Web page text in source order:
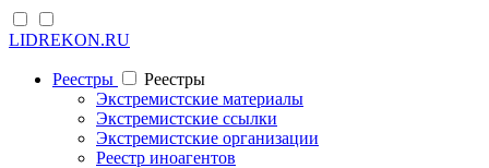
LIDREKON.RU
Реестры
Реестры
Экстремистские материалы
Экстремистские ссылки
Экстремистские организации
Реестр иноагентов